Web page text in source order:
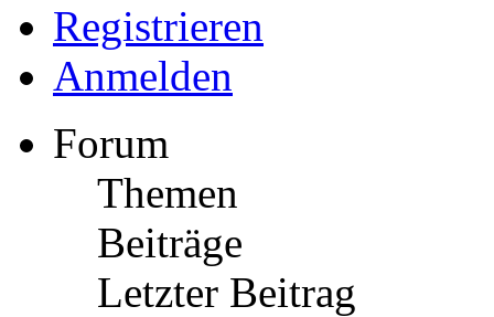
Registrieren
Anmelden
Forum
Themen
Beiträge
Letzter Beitrag